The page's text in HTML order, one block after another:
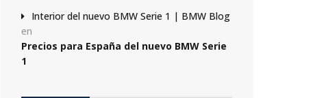
Interior del nuevo BMW Serie 1 | BMW Blog
en
Precios para España del nuevo BMW Serie
1